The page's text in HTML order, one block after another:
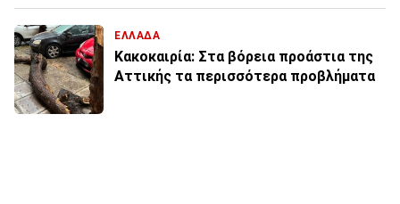
ΕΛΛΑΔΑ
Κακοκαιρία: Στα βόρεια προάστια της
Αττικής τα περισσότερα προβλήματα